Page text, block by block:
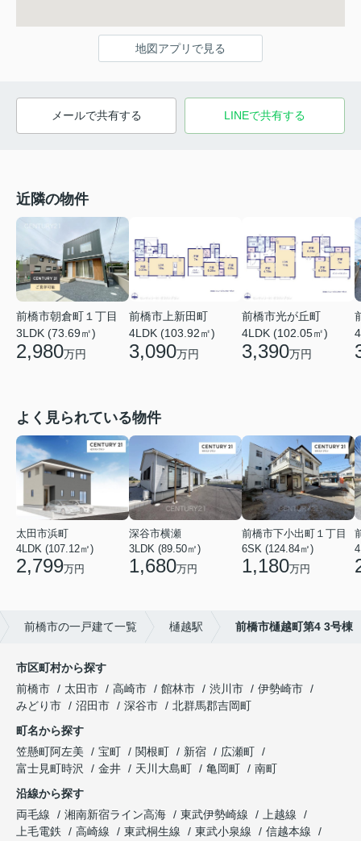
地図アプリで見る
メールで共有する LINEで共有する
近隣の物件
前橋市朝倉町１丁目
3LDK (73.69㎡)
2,980万円
前橋市上新田町
4LDK (103.92㎡)
3,090万円
前橋市光が丘町
4LDK (102.05㎡)
3,390万円
よく見られている物件
太田市浜町
4LDK (107.12㎡)
2,799万円
深谷市横瀬
3LDK (89.50㎡)
1,680万円
前橋市下小出町１丁目
6SK (124.84㎡)
1,180万円
前橋市の一戸建て一覧 樋越駅 前橋市樋越町第4 3号棟
市区町村から探す
前橋市
太田市 高崎市 館林市 渋川市
伊勢崎市
みどり市
沼田市 深谷市
北群馬郡吉岡町
町名から探す
笠懸町阿左美
宝町 関根町 新宿
広瀬町
富士見町時沢
金井 天川大島町 亀岡町
南町
沿線から探す
両毛線
湘南新宿ライン高海 東武伊勢崎線
上越線
上毛電鉄
高崎線 東武桐生線 東武小泉線
信越本線